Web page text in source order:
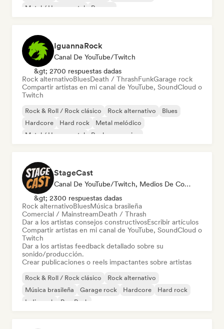
Metal / Heavy metal
Reggae
IguannaRock
Canal De YouTube/Twitch
&gt; 2700 respuestas dadas
Rock alternativoBluesDeath / ThrashFunkGarage rock
Compartir artistas en mi canal de YouTube, SoundCloud o
Twitch
Rock & Roll / Rock clásico Rock alternativo
Blues
Hardcore
Hard rock
Metal melódico
Metal / Heavy metal
Rock progresivo
StageCast
Canal De YouTube/Twitch, Medios De Comunicación/Periodista, Mentor, Social Media Influencer, Experto En Sonido
&gt; 2300 respuestas dadas
Rock alternativoBluesMúsica brasileña
Comercial / MainstreamDeath / Thrash
Dar a los artistas consejos constructivosEscribir artículos
Compartir artistas en mi canal de YouTube, SoundCloud o
Twitch
Dar a los artistas feedback detallado sobre su
sonido/producción.
Crear publicaciones o reels impactantes sobre artistas
Rock & Roll / Rock clásico
Rock alternativo
Música brasileña
Garage rock Hardcore
Hard rock
Indie rock
Pop Punk